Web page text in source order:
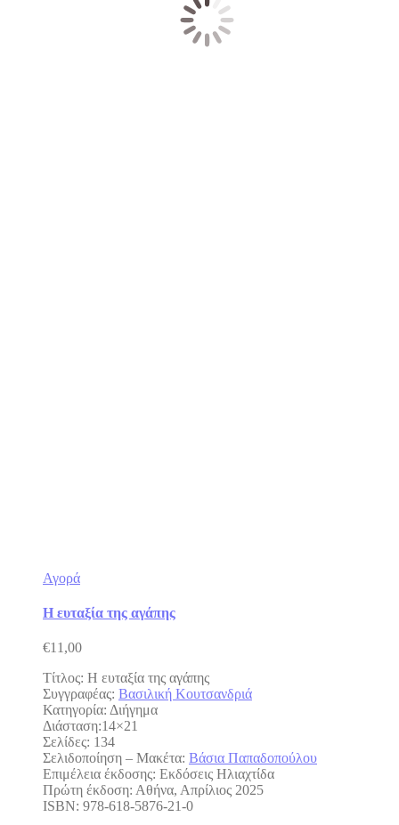
Αγορά
Η ευταξία της αγάπης
€11,00
Τίτλος: Η ευταξία της αγάπης
Συγγραφέας: Βασιλική Κουτσανδριά
Κατηγορία: Διήγημα
Διάσταση:14×21
Σελίδες: 134
Σελιδοποίηση – Mακέτα: Βάσια Παπαδοπούλου
Επιμέλεια έκδοσης: Εκδόσεις Ηλιαχτίδα
Πρώτη έκδοση: Αθήνα, Απρίλιος 2025
ISBN: 978-618-5876-21-0